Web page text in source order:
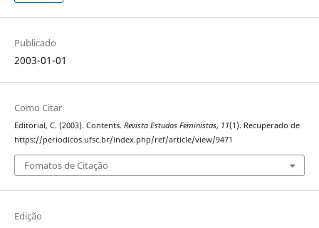
Publicado
2003-01-01
Como Citar
Editorial, C. (2003). Contents. Revista Estudos Feministas, 11(1). Recuperado de
https://periodicos.ufsc.br/index.php/ref/article/view/9471
Fomatos de Citação
Edição